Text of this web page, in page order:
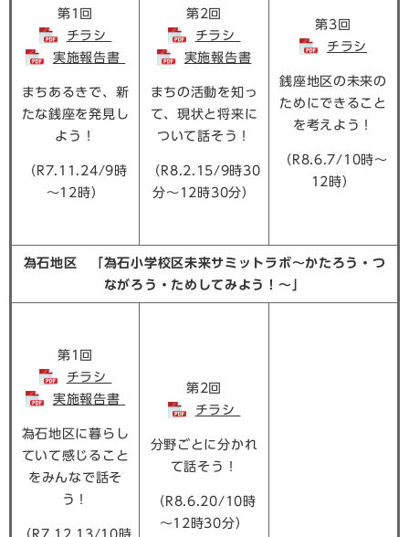
第1回
チラシ
実施報告書
まちあるきで、新
たな銭座を発見し
よう！
（R7.11.24/9時
～12時）
第2回
チラシ
実施報告書
まちの活動を知っ
て、現状と将来に
ついて話そう！
（R8.2.15/9時30
分～12時30分）
第3回
チラシ
銭座地区の未来の
ためにできること
を考えよう！
（R8.6.7/10時～
12時）
為石地区 「為石小学校区未来サミットラボ～かたろう・つ
ながろう・ためしてみよう！～」
第1回
チラシ
実施報告書
為石地区に暮らし
ていて感じること
をみんなで話そ
う！
（R7.12.13/10時
第2回
チラシ
分野ごとに分かれ
て話そう！
（R8.6.20/10時
～12時30分）